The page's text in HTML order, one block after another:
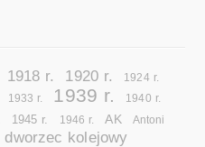
1918 r. 1920 r. 1924 r.
1933 r. 1939 r. 1940 r.
1945 r. 1946 r. AK
Antoni
dworzec kolejowy